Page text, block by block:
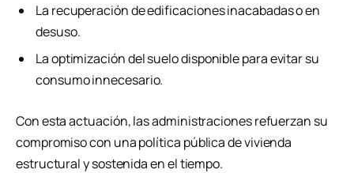
La recuperación de edificaciones inacabadas o en
desuso.
La optimización del suelo disponible para evitar su
consumo innecesario.
Con esta actuación, las administraciones refuerzan su
compromiso con una política pública de vivienda
estructural y sostenida en el tiempo.